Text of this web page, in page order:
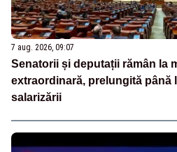
7 aug. 2026, 09:07
Senatorii și deputații rămân la
extraordinară, prelungită până
salarizării